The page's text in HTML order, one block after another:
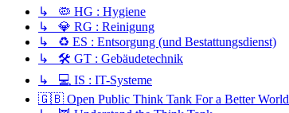
↳ 🦠 HG : Hygiene
↳ 💎 RG : Reinigung
↳ ♻️ ES : Entsorgung (und Bestattungsdienst)
↳ 🛠️ GT : Gebäudetechnik
↳ 💻 IS : IT-Systeme
🇬🇧 Open Public Think Tank For a Better World